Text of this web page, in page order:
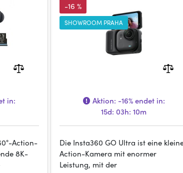
in:
Action-
8K-
-16 %
SHOWROOM PRAHA
Aktion: -16%endet in:
15d: 03h: 10m
Die Insta360 GO Ultra ist eine
Action-Kamera mit enormer
Leistung, mit der